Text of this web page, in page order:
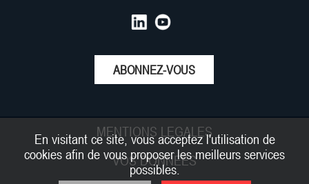
ABONNEZ-VOUS
MENTIONS LEGALES
VOS DONNEES
En visitant ce site, vous acceptez l'utilisation de
cookies afin de vous proposer les meilleurs services
possibles.